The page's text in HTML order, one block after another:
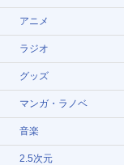
アニメ
ラジオ
グッズ
マンガ・ラノベ
音楽
2.5次元